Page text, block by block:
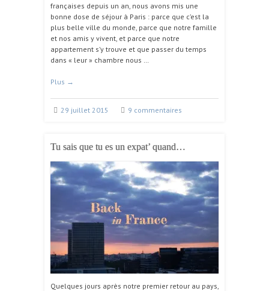
françaises depuis un an, nous avons mis une
bonne dose de séjour à Paris : parce que c’est la
plus belle ville du monde, parce que notre famille
et nos amis y vivent, et parce que notre
appartement s’y trouve et que passer du temps
dans « leur » chambre nous …
Plus →
29 juillet 2015 9 commentaires
Tu sais que tu es un expat’ quand…
Quelques jours après notre premier retour au pays,